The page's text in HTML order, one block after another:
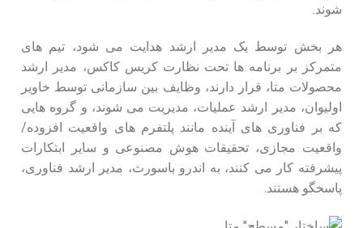
شوند.
هر بخش توسط یک مدیر ارشد هدایت می‌ شود، تیم‌ های
متمرکز بر برنامه‌ ها تحت نظارت کریس کاکس، مدیر ارشد
محصولات متا، قرار دارند، وظایف بین‌ سازمانی توسط خاویر
اولیوان، مدیر ارشد عملیات، مدیریت می‌ شوند، و گروه‌ هایی
که بر فناوری‌ های آینده مانند پلتفرم‌ های واقعیت افزوده/
واقعیت مجازی، تحقیقات هوش مصنوعی و سایر ابتکارات
پیشرفته کار می‌ کنند، به اندرو باسورث، مدیر ارشد فناوری،
پاسخگو هستند.